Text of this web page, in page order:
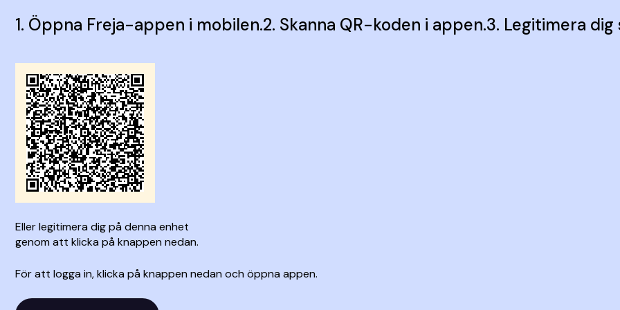
1. Öppna Freja-appen i mobilen.2. Skanna QR-koden i appen.3. Legitimera dig
Eller legitimera dig på denna enhet
genom att klicka på knappen nedan.
För att logga in, klicka på knappen nedan och öppna appen.